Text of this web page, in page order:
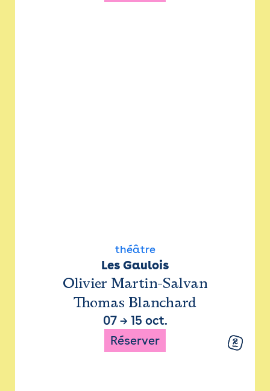
théâtre
Les Gaulois
Olivier Martin-Salvan
Thomas Blanchard
07→ 15 oct.
Réserver